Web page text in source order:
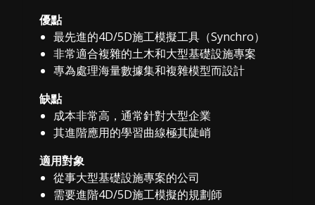
優點
最先進的4D/5D施工模擬工具（Synchro）
非常適合複雜的土木和大型基礎設施專案
專為處理海量數據集和複雜模型而設計
缺點
成本非常高，通常針對大型企業
其進階應用的學習曲線極其陡峭
適用對象
從事大型基礎設施專案的公司
需要進階4D/5D施工模擬的規劃師